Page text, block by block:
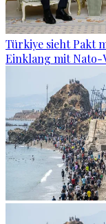
Türkiye sieht Pakt
Einklang mit